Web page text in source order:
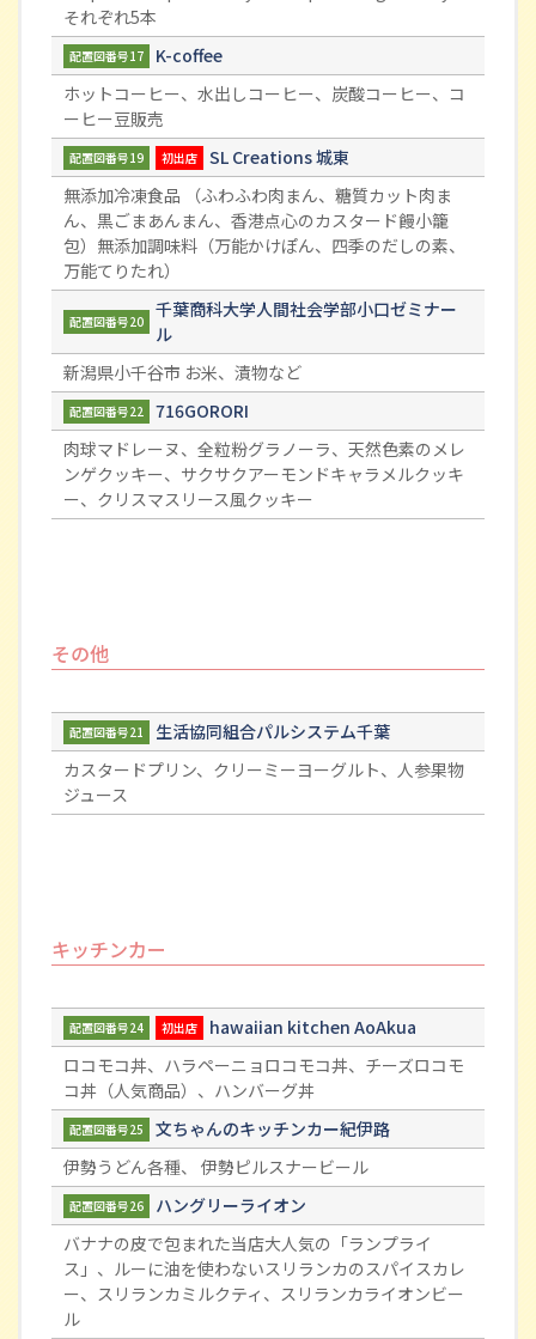
それぞれ5本
配置図番号17
K-coffee
ホットコーヒー、水出しコーヒー、炭酸コーヒー、コ
ーヒー豆販売
配置図番号19 初出店
SL Creations 城東
無添加冷凍食品 （ふわふわ肉まん、糖質カット肉ま
ん、黒ごまあんまん、香港点心のカスタード饅小籠
包）無添加調味料（万能かけぽん、四季のだしの素、
万能てりたれ）
配置図番号20
千葉商科大学人間社会学部小口ゼミナー
ル
新潟県小千谷市 お米、漬物など
配置図番号22
716GORORI
肉球マドレーヌ、全粒粉グラノーラ、天然色素のメレ
ンゲクッキー、サクサクアーモンドキャラメルクッキ
ー、クリスマスリース風クッキー
その他
配置図番号21
生活協同組合パルシステム千葉
カスタードプリン、クリーミーヨーグルト、人参果物
ジュース
キッチンカー
配置図番号24 初出店
hawaiian kitchen AoAkua
ロコモコ丼、ハラペーニョロコモコ丼、チーズロコモ
コ丼（人気商品）、ハンバーグ丼
配置図番号25
文ちゃんのキッチンカー紀伊路
伊勢うどん各種、 伊勢ピルスナービール
配置図番号26
ハングリーライオン
バナナの皮で包まれた当店大人気の「ランプライ
ス」、ルーに油を使わないスリランカのスパイスカレ
ー、スリランカミルクティ、スリランカライオンビー
ル